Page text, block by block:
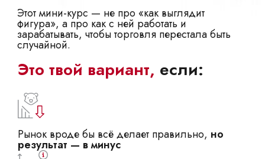
Этот мини-курс — не про «как выглядит
фигура», а про как с ней работать и
зарабатывать, чтобы торговля перестала быть
случайной.
Рынок вроде бы всё делает правильно, но
результат — в минус
Это твой вариант, если: